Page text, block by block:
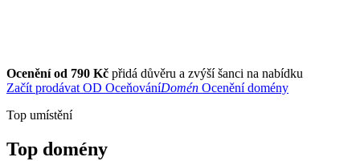
Ocenění od 790 Kč přidá důvěru a zvýší šanci na nabídku
Začít prodávat OD OceňováníDomén Ocenění domény
Top umístění
Top domény